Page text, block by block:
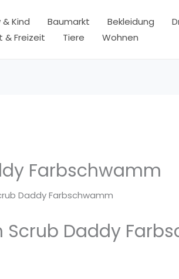
Kind Baumarkt Bekleidung
& Freizeit
Tiere Wohnen
Farbschwamm
Daddy Farbschwamm
Scrub Daddy